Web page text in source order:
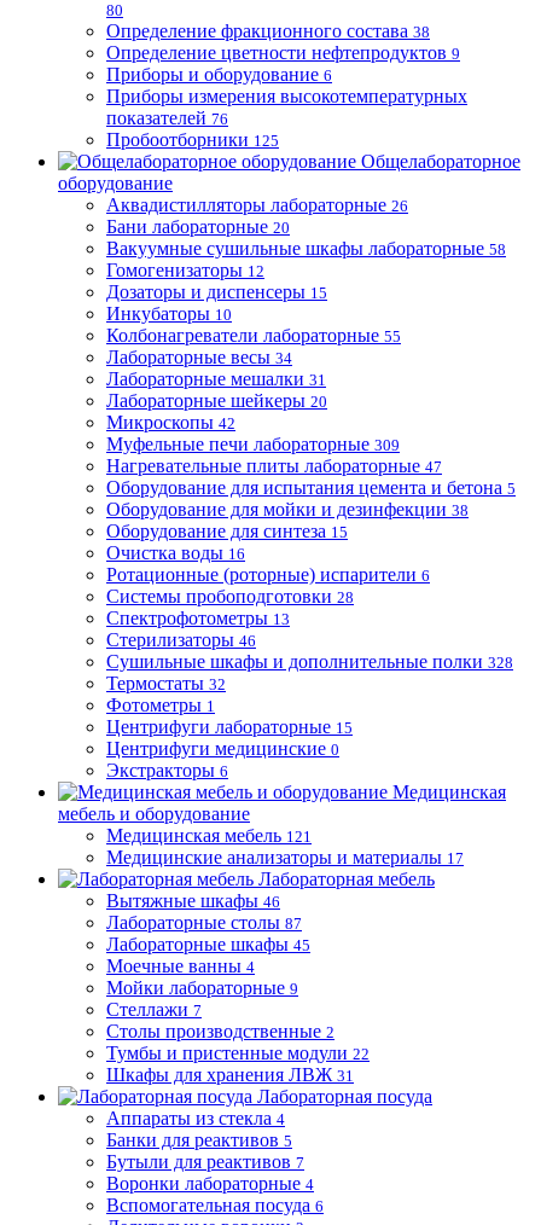
80
Определение фракционного состава 38
Определение цветности нефтепродуктов 9
Приборы и оборудование 6
Приборы измерения высокотемпературных
показателей 76
Пробоотборники 125
Общелабораторное
оборудование
Аквадистилляторы лабораторные 26
Бани лабораторные 20
Вакуумные сушильные шкафы лабораторные 58
Гомогенизаторы 12
Дозаторы и диспенсеры 15
Инкубаторы 10
Колбонагреватели лабораторные 55
Лабораторные весы 34
Лабораторные мешалки 31
Лабораторные шейкеры 20
Микроскопы 42
Муфельные печи лабораторные 309
Нагревательные плиты лабораторные 47
Оборудование для испытания цемента и бетона 5
Оборудование для мойки и дезинфекции 38
Оборудование для синтеза 15
Очистка воды 16
Ротационные (роторные) испарители 6
Системы пробоподготовки 28
Спектрофотометры 13
Стерилизаторы 46
Сушильные шкафы и дополнительные полки 328
Термостаты 32
Фотометры 1
Центрифуги лабораторные 15
Центрифуги медицинские 0
Экстракторы 6
Медицинская
мебель и оборудование
Медицинская мебель 121
Медицинские анализаторы и материалы 17
Лабораторная мебель
Вытяжные шкафы 46
Лабораторные столы 87
Лабораторные шкафы 45
Моечные ванны 4
Мойки лабораторные 9
Стеллажи 7
Столы производственные 2
Тумбы и пристенные модули 22
Шкафы для хранения ЛВЖ 31
Лабораторная посуда
Аппараты из стекла 4
Банки для реактивов 5
Бутыли для реактивов 7
Воронки лабораторные 4
Вспомогательная посуда 6